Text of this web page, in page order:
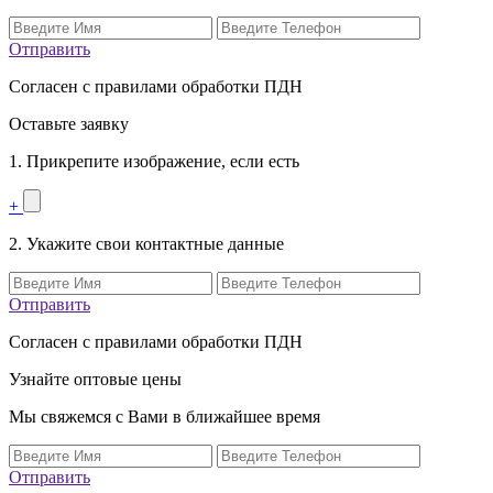
Отправить
Согласен с правилами обработки ПДН
Оставьте заявку
1. Прикрепите изображение, если есть
+
2. Укажите свои контактные данные
Отправить
Согласен с правилами обработки ПДН
Узнайте оптовые цены
Мы свяжемся с Вами в ближайшее время
Отправить